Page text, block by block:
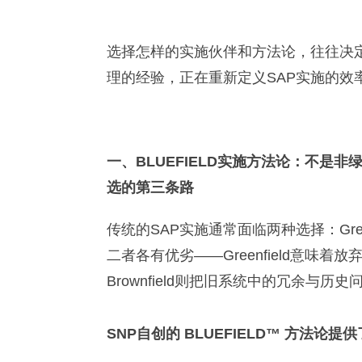
选择怎样的实施伙伴和方法论，往往
理的经验，正在重新定义SAP实施的效
一、BLUEFIELD实施方法论：不是非
选的第三条路
传统的SAP实施通常面临两种选择：
二者各有优劣——Greenfield意味着放
Brownfield则把旧系统中的冗余与历史
SNP自创的 BLUEFIELD™ 方法论提供